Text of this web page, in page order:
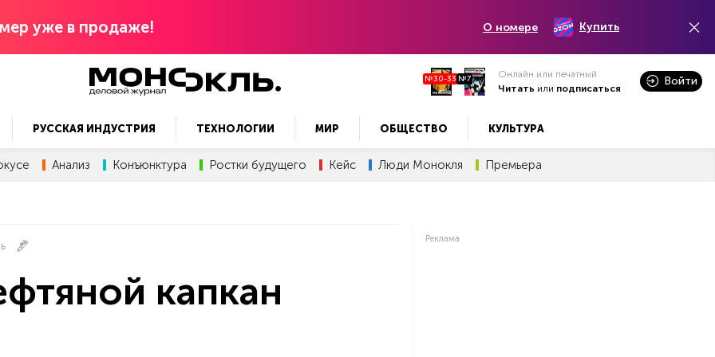
уже в продаже! О номере Купить
№30-33 №7
Онлайн или печатный
Читать или подписаться
Войти
РУССКАЯ ИНДУСТРИЯ ТЕХНОЛОГИИ МИР ОБЩЕСТВО КУЛЬТУРА
Анализ Конъюнктура Ростки будущего Кейс Люди Монокля Премьера
капкан
Реклама